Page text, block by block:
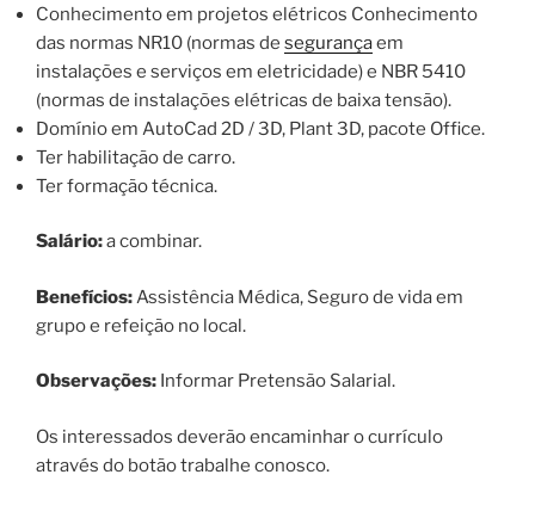
Conhecimento em projetos elétricos Conhecimento
das normas NR10 (normas de segurançaem
instalações e serviços em eletricidade) e NBR 5410
(normas de instalações elétricas de baixa tensão).
Domínio em AutoCad 2D / 3D, Plant 3D, pacote Office.
Ter habilitação de carro.
Ter formação técnica.
Salário:a combinar.
Benefícios: Assistência Médica, Seguro de vida em
grupo e refeição no local.
Observações: Informar Pretensão Salarial.
Os interessados deverão encaminhar o currículo
através do botão trabalhe conosco.